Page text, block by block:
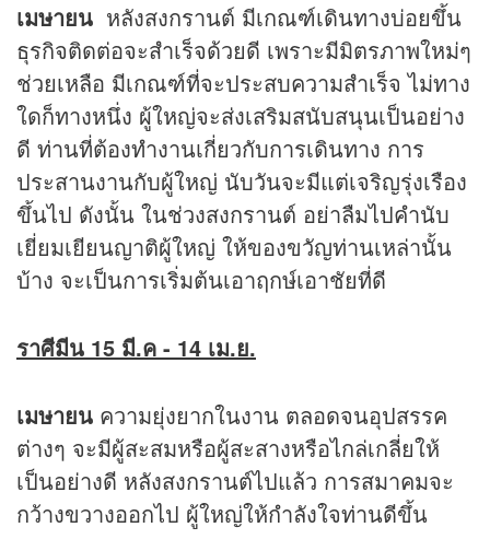
เมษายน หลังสงกรานต์ มีเกณฑ์เดินทางบ่อยขึ้น
ธุรกิจติดต่อจะสำเร็จด้วยดี เพราะมีมิตรภาพใหม่ๆ
ช่วยเหลือ มีเกณฑ์ที่จะประสบความสำเร็จ ไม่ทาง
ใดก็ทางหนึ่ง ผู้ใหญ่จะส่งเสริมสนับสนุนเป็นอย่าง
ดี ท่านที่ต้องทำงานเกี่ยวกับการเดินทาง การ
ประสานงานกับผู้ใหญ่ นับวันจะมีแต่เจริญรุ่งเรือง
ขึ้นไป ดังนั้น ในช่วงสงกรานต์ อย่าลืมไปคำนับ
เยี่ยมเยียนญาติผู้ใหญ่ ให้ของขวัญท่านเหล่านั้น
บ้าง จะเป็นการเริ่มต้นเอาฤกษ์เอาชัยที่ดี
ราศีมีน 15 มี.ค - 14 เม.ย.
เมษายน ความยุ่งยากในงาน ตลอดจนอุปสรรค
ต่างๆ จะมีผู้สะสมหรือผู้สะสางหรือไกล่เกลี่ยให้
เป็นอย่างดี หลังสงกรานต์ไปแล้ว การสมาคมจะ
กว้างขวางออกไป ผู้ใหญ่ให้กำลังใจท่านดีขึ้น